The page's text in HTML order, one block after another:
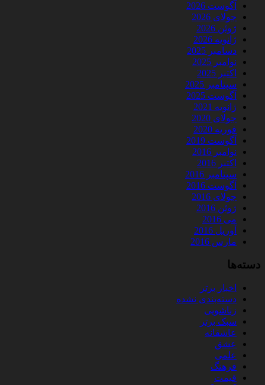
آگوست 2026
جولای 2026
ژوئن 2026
ژانویه 2026
دسامبر 2025
نوامبر 2025
اکتبر 2025
سپتامبر 2025
آگوست 2025
ژانویه 2021
جولای 2020
فوریه 2020
آگوست 2019
نوامبر 2016
اکتبر 2016
سپتامبر 2016
آگوست 2016
جولای 2016
ژوئن 2016
می 2016
آوریل 2016
مارس 2016
دسته‌ها
اخبار برتر
دسته‌بندی نشده
زناشویی
سبک برتر
عاشقانه
عشق
علمی
فرهنگ
قیمت